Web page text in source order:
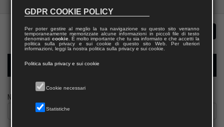
Modulo richiesta saggio docente
Nome
GDPR COOKIE POLICY
Per poter gestire al meglio la tua navigazione su questo sito verranno
temporaneamente memorizzate alcune informazioni in piccoli file di testo
denominati cookie. È molto importante che tu sia informato e che accetti la
politica sulla privacy e sui cookie di questo sito Web. Per ulteriori
informazioni, leggi la nostra politica sulla privacy e sui cookie.
Politica sulla privacy e sui cookie
Cookie necessari
Statistiche